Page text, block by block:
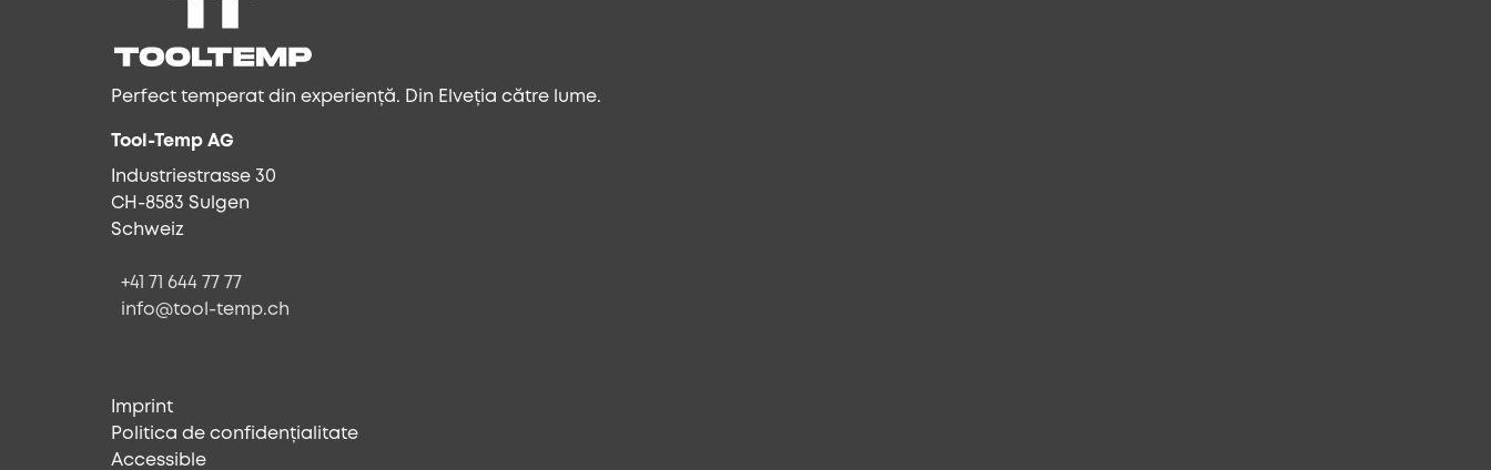
Perfect temperat din experiență. Din Elveția către lume.
Tool-Temp AG
Industriestrasse 30
CH-8583 Sulgen
Schweiz
+41 71 644 77 77
info@tool-temp.ch
Imprint
Politica de confidențialitate
Accessible